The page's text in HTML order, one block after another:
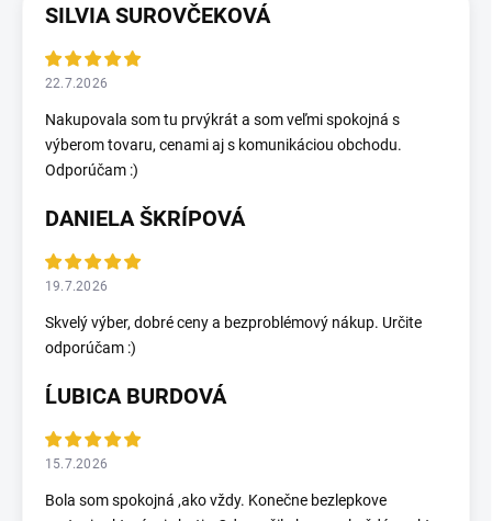
SILVIA SUROVČEKOVÁ
22.7.2026
Nakupovala som tu prvýkrát a som veľmi spokojná s
výberom tovaru, cenami aj s komunikáciou obchodu.
Odporúčam :)
DANIELA ŠKRÍPOVÁ
19.7.2026
Skvelý výber, dobré ceny a bezproblémový nákup. Určite
odporúčam :)
ĹUBICA BURDOVÁ
15.7.2026
Bola som spokojná ,ako vždy. Konečne bezlepkove